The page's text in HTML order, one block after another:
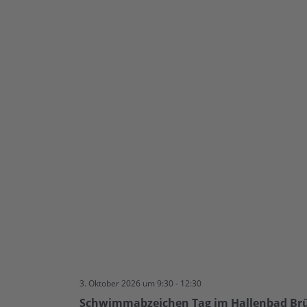
Schwimmabzeichen Tag im Hallenbad
3. Oktober 2026 um 9:30 - 12:30